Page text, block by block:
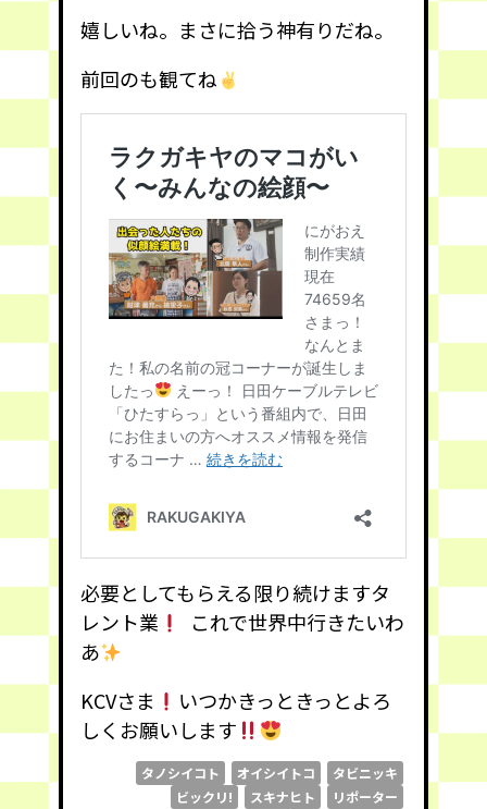
嬉しいね。まさに拾う神有りだね。
前回のも観てね
必要としてもらえる限り続けますタ
レント業
これで世界中行きたいわ
あ
KCVさま
いつかきっときっとよろ
しくお願いします
タノシイコト オイシイトコ
タビニッキ
ビックリ!
スキナヒト
リポーター